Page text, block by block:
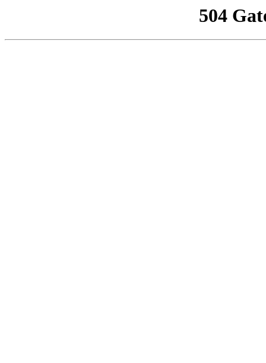
504